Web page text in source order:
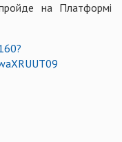
на Платформі